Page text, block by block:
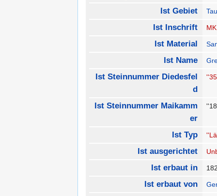
Ist Gebiet
Ist Inschrift
Ist Material
Ist Name
Ist Steinnummer Diedesfel
d
Ist Steinnummer Maikamm
er
Ist Typ
Ist ausgerichtet
Ist erbaut in
Ist erbaut von